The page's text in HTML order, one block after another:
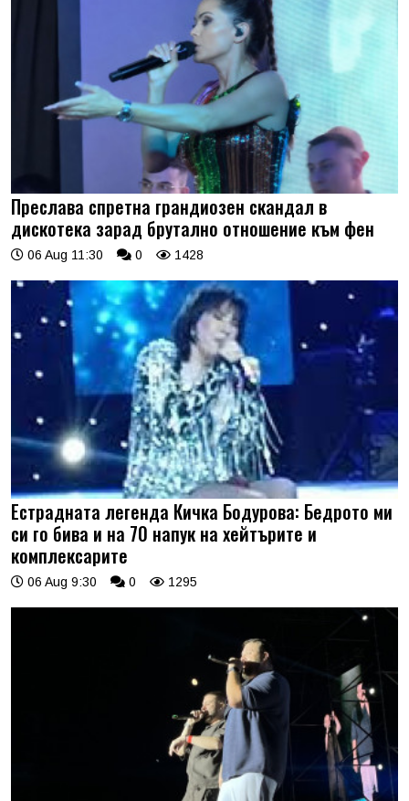
Преслава спретна грандиозен скандал в
дискотека зарад брутално отношение към фен
06 Aug 11:30 0 1428
Естрадната легенда Кичка Бодурова: Бедрото ми
си го бива и на 70 напук на хейтърите и
комплексарите
06 Aug 9:30 0 1295